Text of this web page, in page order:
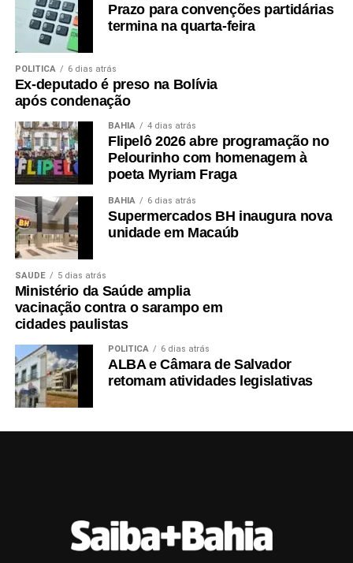
Prazo para convenções partidárias
termina na quarta-feira
POLÍTICA 6 dias atrás
Ex-deputado é preso na Bolívia
após condenação
BAHIA 4 dias atrás
Flipelô 2026 abre programação no
Pelourinho com homenagem à
poeta Myriam Fraga
BAHIA 6 dias atrás
Supermercados BH inaugura nova
unidade em Macaúb
SAÚDE 5 dias atrás
Ministério da Saúde amplia
vacinação contra o sarampo em
cidades paulistas
POLÍTICA 6 dias atrás
ALBA e Câmara de Salvador
retomam atividades legislativas